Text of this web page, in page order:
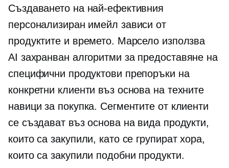
Създаването на най-ефективния
персонализиран имейл зависи от
продуктите и времето. Марсело използва
AI захранван алгоритми за предоставяне на
специфични продуктови препоръки на
конкретни клиенти въз основа на техните
навици за покупка. Сегментите от клиенти
се създават въз основа на вида продукти,
които са закупили, като се групират хора,
които са закупили подобни продукти.